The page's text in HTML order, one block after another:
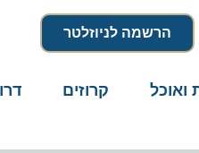
הרשמה לניוזלטר
ואוכל קרוזים